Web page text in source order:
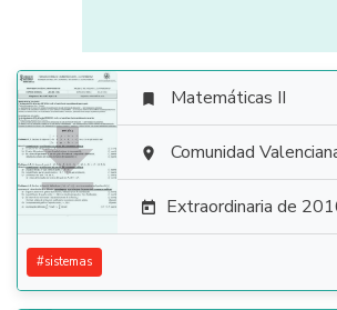

 Matemáticas II
 Comunidad
 Extraordinaria de
#sistemas